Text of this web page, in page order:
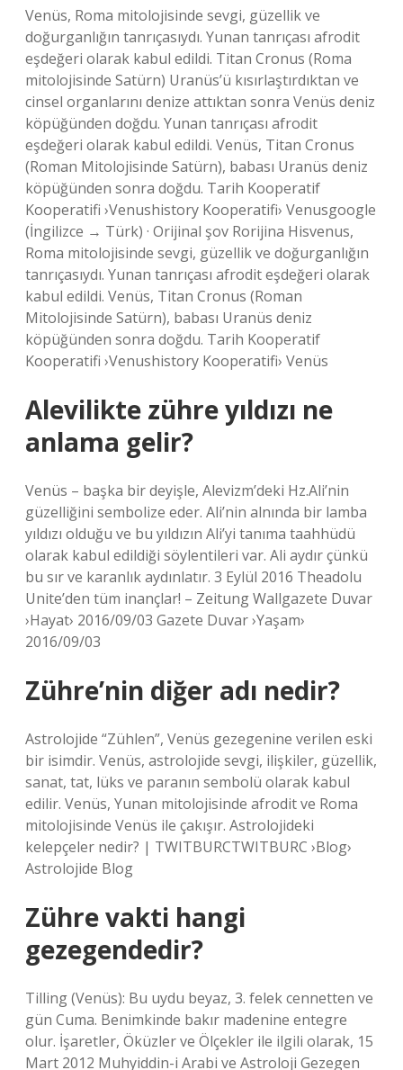
Venüs, Roma mitolojisinde sevgi, güzellik ve
doğurganlığın tanrıçasıydı. Yunan tanrıçası afrodit
eşdeğeri olarak kabul edildi. Titan Cronus (Roma
mitolojisinde Satürn) Uranüs’ü kısırlaştırdıktan ve
cinsel organlarını denize attıktan sonra Venüs deniz
köpüğünden doğdu. Yunan tanrıçası afrodit
eşdeğeri olarak kabul edildi. Venüs, Titan Cronus
(Roman Mitolojisinde Satürn), babası Uranüs deniz
köpüğünden sonra doğdu. Tarih Kooperatif
Kooperatifi ›Venushistory Kooperatifi› Venusgoogle
(İngilizce → Türk) · Orijinal şov Rorijina Hisvenus,
Roma mitolojisinde sevgi, güzellik ve doğurganlığın
tanrıçasıydı. Yunan tanrıçası afrodit eşdeğeri olarak
kabul edildi. Venüs, Titan Cronus (Roman
Mitolojisinde Satürn), babası Uranüs deniz
köpüğünden sonra doğdu. Tarih Kooperatif
Kooperatifi ›Venushistory Kooperatifi› Venüs
Alevilikte zühre yıldızı ne
anlama gelir?
Venüs – başka bir deyişle, Alevizm’deki Hz.Ali’nin
güzelliğini sembolize eder. Ali’nin alnında bir lamba
yıldızı olduğu ve bu yıldızın Ali’yi tanıma taahhüdü
olarak kabul edildiği söylentileri var. Ali aydır çünkü
bu sır ve karanlık aydınlatır. 3 Eylül 2016 Theadolu
Unite’den tüm inançlar! – Zeitung Wallgazete Duvar
›Hayat› 2016/09/03 Gazete Duvar ›Yaşam›
2016/09/03
Zühre’nin diğer adı nedir?
Astrolojide “Zühlen”, Venüs gezegenine verilen eski
bir isimdir. Venüs, astrolojide sevgi, ilişkiler, güzellik,
sanat, tat, lüks ve paranın sembolü olarak kabul
edilir. Venüs, Yunan mitolojisinde afrodit ve Roma
mitolojisinde Venüs ile çakışır. Astrolojideki
kelepçeler nedir? | TWITBURCTWITBURC ›Blog›
Astrolojide Blog
Zühre vakti hangi
gezegendedir?
Tilling (Venüs): Bu uydu beyaz, 3. felek cennetten ve
gün Cuma. Benimkinde bakır madenine entegre
olur. İşaretler, Öküzler ve Ölçekler ile ilgili olarak, 15
Mart 2012 Muhyiddin-i Arabi ve Astroloji Gezegen